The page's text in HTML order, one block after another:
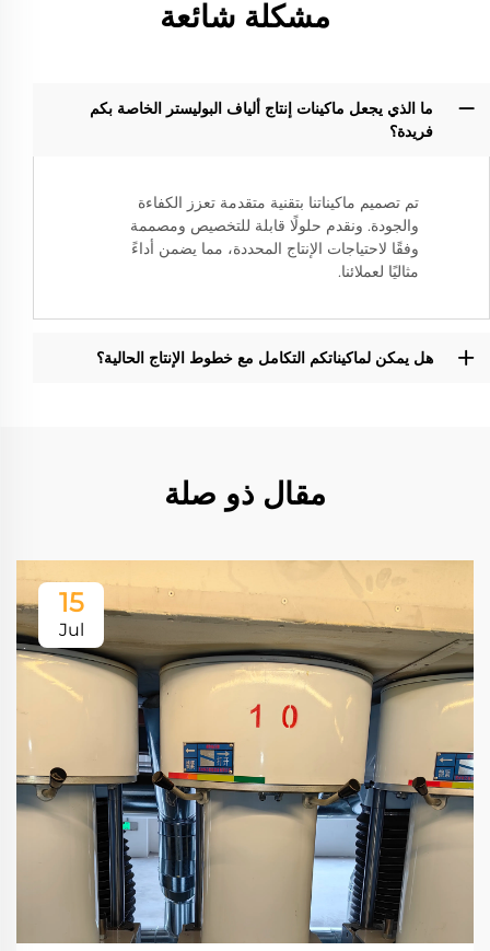
مشكلة شائعة
ما الذي يجعل ماكينات إنتاج ألياف البوليستر الخاصة بكم
فريدة؟
تم تصميم ماكيناتنا بتقنية متقدمة تعزز الكفاءة
والجودة. ونقدم حلولًا قابلة للتخصيص ومصممة
وفقًا لاحتياجات الإنتاج المحددة، مما يضمن أداءً
مثاليًا لعملائنا.
هل يمكن لماكيناتكم التكامل مع خطوط الإنتاج الحالية؟
مقال ذو صلة
15
Jul